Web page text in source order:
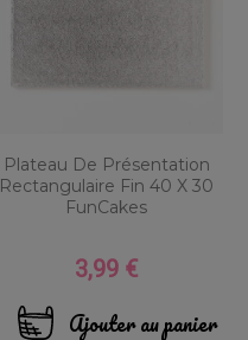
Plateau De Présentation
Rectangulaire Fin 40 X 30
FunCakes
Prix
3,99 €
Ajouter au panier